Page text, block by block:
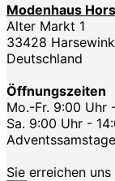
Modenhaus
Alter Markt 1
33428
Deutschland
Öffnungszeiten
Mo.-Fr. 9:00 Uhr
Sa. 9:00 Uhr -
Sie erreichen